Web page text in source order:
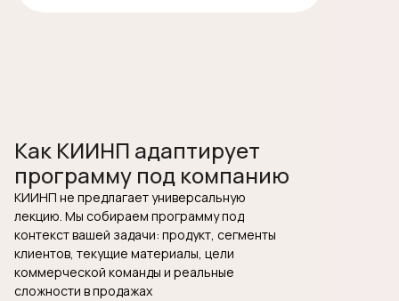
Как КИИНП адаптирует
программу под компанию
КИИНП не предлагает универсальную
лекцию. Мы собираем программу под
контекст вашей задачи: продукт, сегменты
клиентов, текущие материалы, цели
коммерческой команды и реальные
сложности в продажах
+7